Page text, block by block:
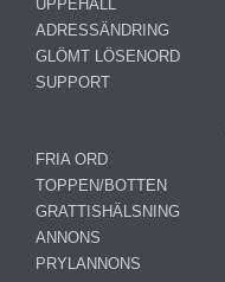
UPPEHÅLL
ADRESSÄNDRING
GLÖMT LÖSENORD
SUPPORT
FRIA ORD
TOPPEN/BOTTEN
GRATTISHÄLSNING
ANNONS
PRYLANNONS